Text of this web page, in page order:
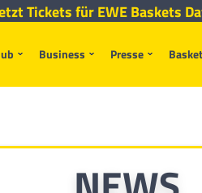
Business Presse
Tickets für EWE Baskets